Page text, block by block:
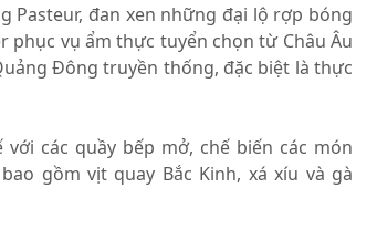
đan xen những đại lộ rợp bóng
phục vụ ẩm thực tuyển chọn từ Châu Âu
Đông truyền thống, đặc biệt là thực
các quầy bếp mở, chế biến các món
gồm vịt quay Bắc Kinh, xá xíu và gà